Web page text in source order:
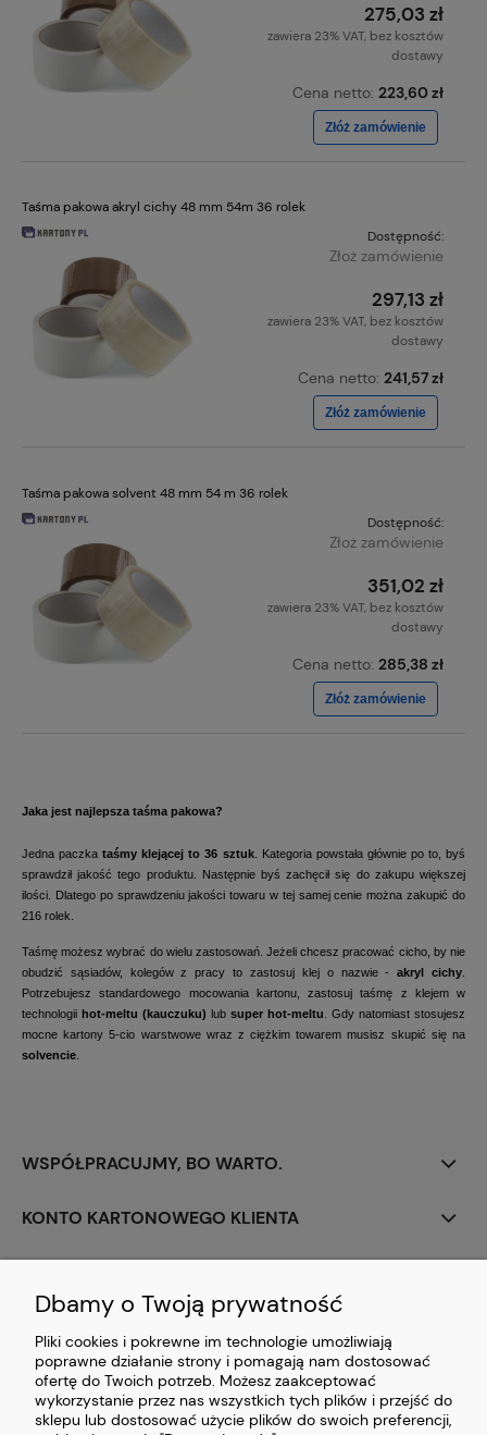
275,03 zł
zawiera 23% VAT, bez kosztów
dostawy
Cena netto: 223,60 zł
Złóż zamówienie
Taśma pakowa akryl cichy 48 mm 54m 36 rolek
Dostępność:
Złoż zamówienie
297,13 zł
zawiera 23% VAT, bez kosztów
dostawy
Cena netto: 241,57 zł
Złóż zamówienie
Taśma pakowa solvent 48 mm 54 m 36 rolek
Dostępność:
Złoż zamówienie
351,02 zł
zawiera 23% VAT, bez kosztów
dostawy
Cena netto: 285,38 zł
Złóż zamówienie
Jaka jest najlepsza taśma pakowa?
Jedna paczkataśmy klejącej to 36 sztuk. Kategoria powstała głównie po to, byś
sprawdził jakość tego produktu. Następnie byś zachęcił się do zakupu większej
ilości. Dlatego po sprawdzeniu jakości towaru w tej samej cenie można zakupić do
216 rolek.
Taśmę możesz wybrać do wielu zastosowań. Jeżeli chcesz pracować cicho, by nie
obudzić sąsiadów, kolegów z pracy to zastosuj klej o nazwie -akryl cichy
Potrzebujesz standardowego mocowania kartonu, zastosuj taśmę z klejem w
technologii hot-meltu (kauczuku) lub super hot-meltu . Gdy natomiast stosujesz
mocne kartony 5-cio warstwowe wraz z ciężkim towarem musisz skupić się na
solvencie
WSPÓŁPRACUJMY, BO WARTO.
KONTO KARTONOWEGO KLIENTA
PŁATNOŚCI I DOSTAWA
Dbamy o Twoją prywatność
Pliki cookies i pokrewne im technologie umożliwiają
poprawne działanie strony i pomagają nam dostosować
ofertę do Twoich potrzeb. Możesz zaakceptować
wykorzystanie przez nas wszystkich tych plików i przejść do
sklepu lub dostosować użycie plików do swoich preferencji,